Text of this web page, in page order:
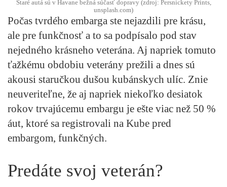
Staré autá sú v Havane bežná súčasť dopravy (zdroj: Persnickety Prints,
unsplash.com)
Počas tvrdého embarga ste nejazdili pre krásu,
ale pre funkčnosť a to sa podpísalo pod stav
nejedného krásneho veterána. Aj napriek tomuto
ťažkému obdobiu veterány prežili a dnes sú
akousi staručkou dušou kubánskych ulíc. Znie
neuveriteľne, že aj napriek niekoľko desiatok
rokov trvajúcemu embargu je ešte viac než 50 %
áut, ktoré sa registrovali na Kube pred
embargom, funkčných.
Predáte svoj veterán?